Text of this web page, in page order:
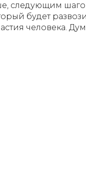
следующим
будет
человека.